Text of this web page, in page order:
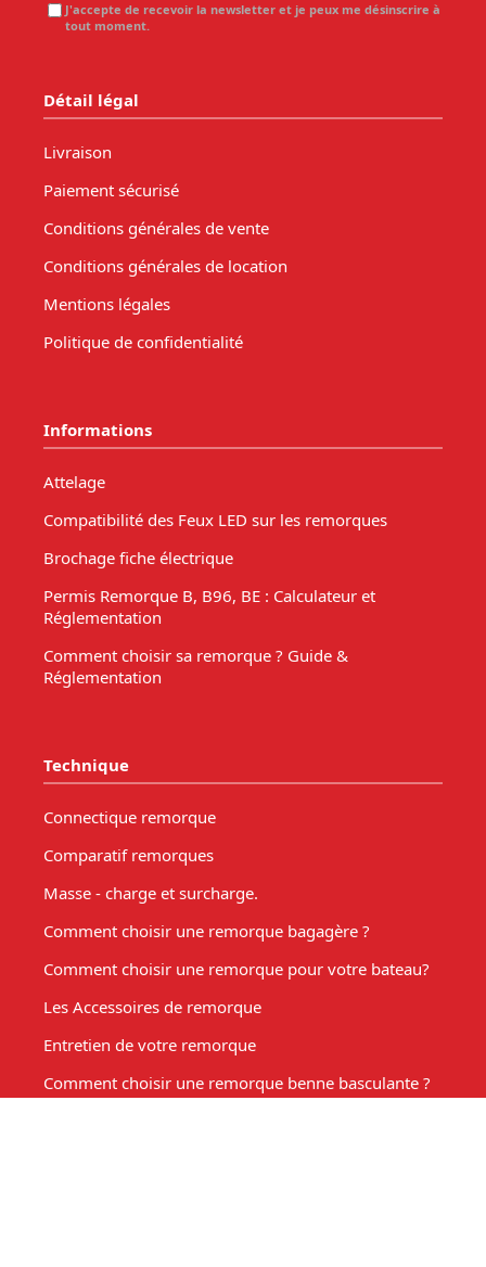
J'accepte de recevoir la newsletter et je peux me désinscrire à
tout moment.
Détail légal
Livraison
Paiement sécurisé
Conditions générales de vente
Conditions générales de location
Mentions légales
Politique de confidentialité
Informations
Attelage
Compatibilité des Feux LED sur les remorques
Brochage fiche électrique
Permis Remorque B, B96, BE : Calculateur et
Réglementation
Comment choisir sa remorque ? Guide &
Réglementation
Technique
Connectique remorque
Comparatif remorques
Masse - charge et surcharge.
Comment choisir une remorque bagagère ?
Comment choisir une remorque pour votre bateau?
Les Accessoires de remorque
Entretien de votre remorque
Comment choisir une remorque benne basculante ?